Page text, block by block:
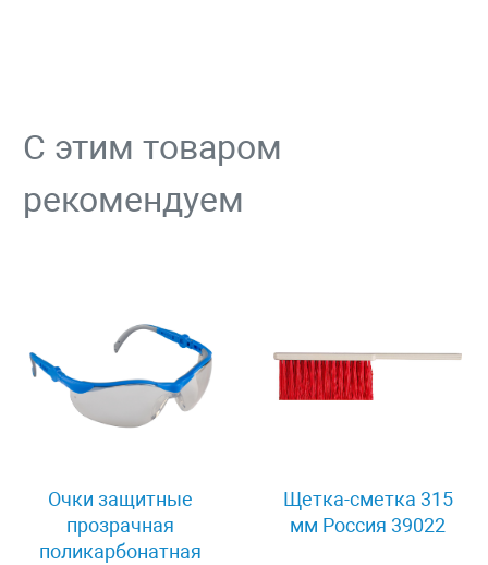
С этим товаром
рекомендуем
Очки защитные
прозрачная
поликарбонатная
Щетка-сметка 315
мм Россия 39022